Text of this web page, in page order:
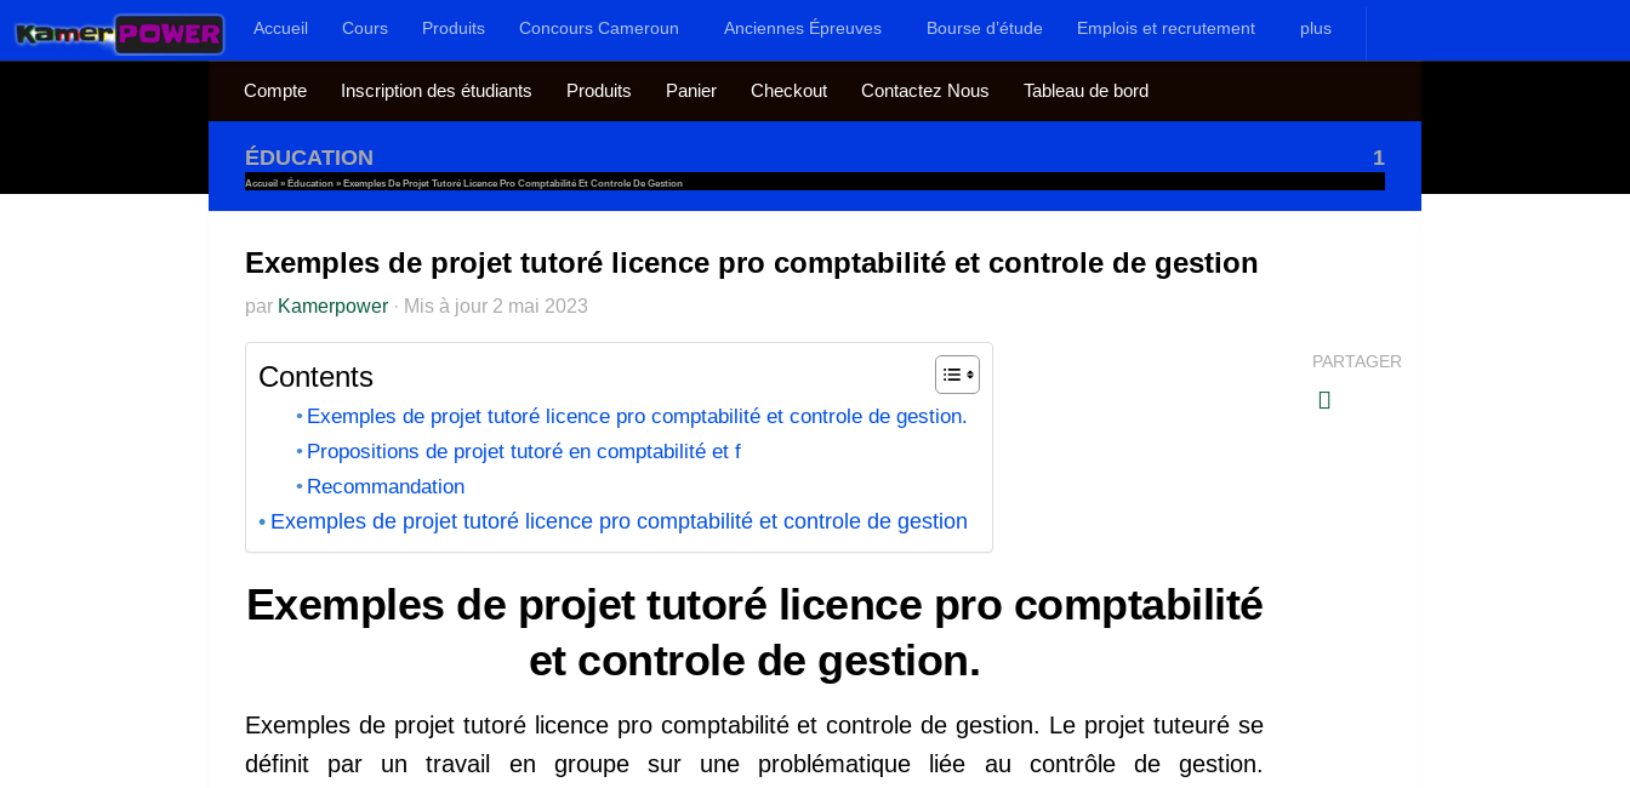
Au dessous du contenuAccueil Cours Produits Concours Cameroun Anciennes Épreuves Bourse d’étude Emplois et recrutement plus
Compte Inscription des étudiants Produits Panier Checkout Contactez Nous Tableau de bord
ÉDUCATION 1
Accueil » Éducation » Exemples De Projet Tutoré Licence Pro Comptabilité Et Controle De Gestion
Exemples de projet tutoré licence pro comptabilité et controle de gestion
par Kamerpower · Mis à jour 2 mai 2023
Contents
Exemples de projet tutoré licence pro comptabilité et controle de gestion.
Propositions de projet tutoré en comptabilité et f
Recommandation
Exemples de projet tutoré licence pro comptabilité et controle de gestion
Exemples de projet tutoré licence pro comptabilité
et controle de gestion.
Exemples de projet tutoré licence pro comptabilité et controle de gestion. Le projet tuteuré se
définit par un travail en groupe sur une problématique liée au contrôle de gestion.
PARTAGER